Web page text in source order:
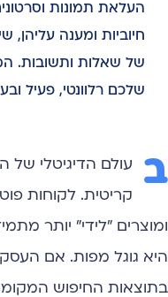
העלאת תמונות
חיוביות ומענה עליהן,
של שאלות ותשובות.
שלכם רלוונטי, פעיל
ב עולם הדיגיטלי של
קריטית. לקוחות
ומוצרים "לידי" יותר
היא גוגל מפות. אם
בתוצאות החיפוש